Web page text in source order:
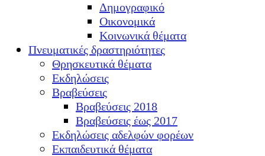
Δημογραφικό
Οικονομικά
Κοινωνικά θέματα
Πνευματικές δραστηριότητες
Θρησκευτικά θέματα
Εκδηλώσεις
Βραβεύσεις
Βραβεύσεις 2018
Βραβεύσεις έως 2017
Εκδηλώσεις αδελφών φορέων
Εκπαιδευτικά θέματα